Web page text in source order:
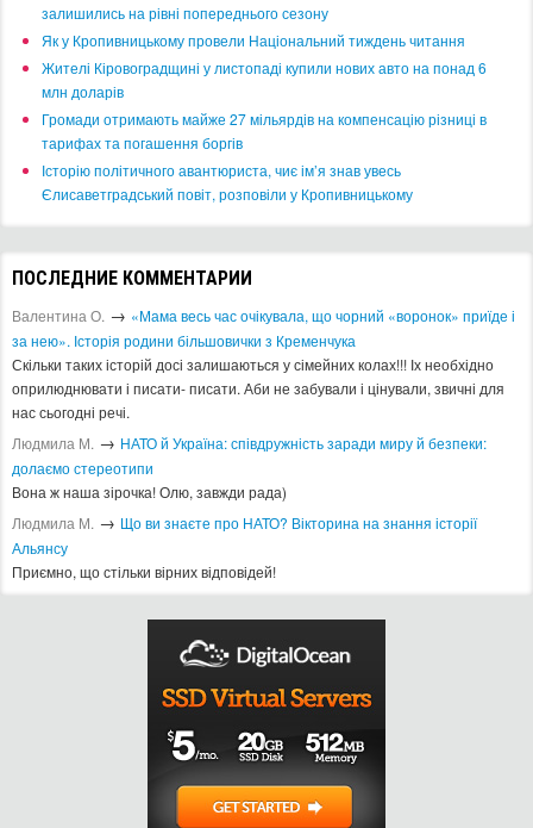
залишились на рівні попереднього сезону
​Як у Кропивницькому провели Національний тиждень читання
​Жителі Кіровоградщині у листопаді купили нових авто на понад 6
млн доларів
​Громади отримають майже 27 мільярдів на компенсацію різниці в
тарифах та погашення боргів
Історію політичного авантюриста, чиє ім’я знав увесь
Єлисаветградський повіт, розповіли у Кропивницькому
ПОСЛЕДНИЕ КОММЕНТАРИИ
Валентина О. → «Мама весь час очікувала, що чорний «воронок» приїде і
за нею». Історія родини більшовички з Кременчука
Скільки таких історій досі залишаються у сімейних колах!!! Іх необхідно
оприлюднювати і писати- писати. Аби не забували і цінували, звичні для
нас сьогодні речі.
Людмила М. → ​НАТО й Україна: співдружність заради миру й безпеки:
долаємо стереотипи
Вона ж наша зірочка! Олю, завжди рада)
Людмила М. → Що ви знаєте про НАТО? Вікторина на знання історії
Альянсу ​
Приємно, що стільки вірних відповідей!